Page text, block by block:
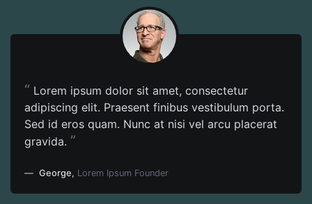
“ Lorem ipsum dolor sit amet, consectetur
adipiscing elit. Praesent finibus vestibulum porta.
Sed id eros quam. Nunc at nisi vel arcu placerat
gravida. ”
George, Lorem Ipsum Founder